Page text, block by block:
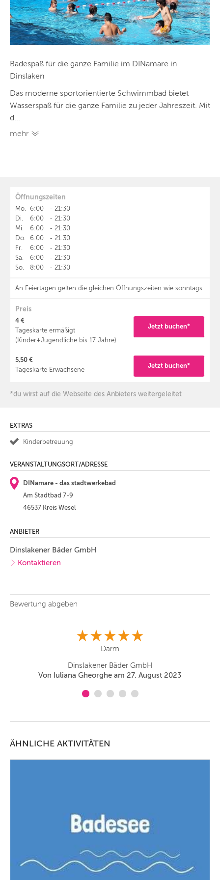
Badespaß für die ganze Familie im DINamare in
Dinslaken
Das moderne sportorientierte Schwimmbad bietet
Wasserspaß für die ganze Familie zu jeder Jahreszeit. Mit
d...
mehr
Öffnungszeiten
Mo. 6:00 - 21:30
Di.
6:00 - 21:30
Mi.
6:00 - 21:30
Do.
6:00 - 21:30
Fr.
6:00 - 21:30
Sa.
6:00 - 21:30
So.
8:00 - 21:30
An Feiertagen gelten die gleichen Öffnungszeiten wie sonntags.
Preis
4 €
Tageskarte ermäßigt
(Kinder+Jugendliche bis 17 Jahre)
Jetzt buchen*
5,50 €
Tageskarte Erwachsene
Jetzt buchen*
*du wirst auf die Webseite des Anbieters weitergeleitet
EXTRAS
Kinderbetreuung
VERANSTALTUNGSORT/ADRESSE
DINamare - das stadtwerkebad
Am Stadtbad 7-9
46537 Kreis Wesel
ANBIETER
Dinslakener Bäder GmbH
Kontaktieren
Bewertung abgeben
Darm
Dinslakener Bäder GmbH
Von Iuliana Gheorghe am 27. August 2023
ÄHNLICHE AKTIVITÄTEN